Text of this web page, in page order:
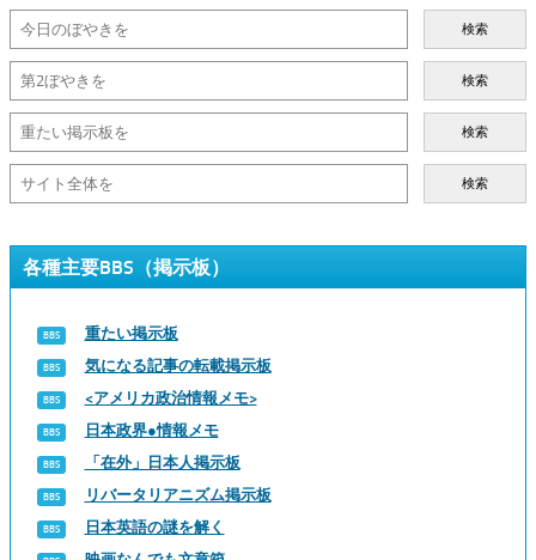
検索
検索
検索
検索
各種主要BBS（掲示板）
重たい掲示板
気になる記事の転載掲示板
<アメリカ政治情報メモ>
日本政界●情報メモ
「在外」日本人掲示板
リバータリアニズム掲示板
日本英語の謎を解く